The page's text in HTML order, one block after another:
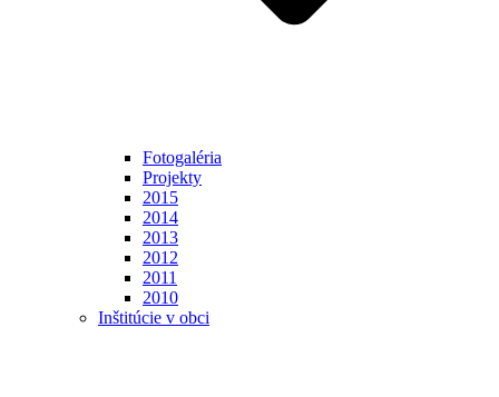
Fotogaléria
Projekty
2015
2014
2013
2012
2011
2010
Inštitúcie v obci